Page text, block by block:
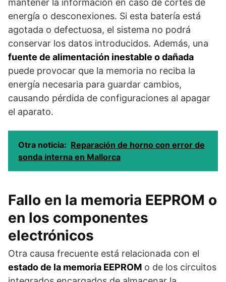
mantener la información en caso de cortes de
energía o desconexiones. Si esta batería está
agotada o defectuosa, el sistema no podrá
conservar los datos introducidos. Además, una
fuente de alimentación inestable o dañada
puede provocar que la memoria no reciba la
energía necesaria para guardar cambios,
causando pérdida de configuraciones al apagar
el aparato.
Otra noticia: Reparación de horno con error de
sonda interna en Mallorca
Fallo en la memoria EEPROM o
en los componentes
electrónicos
Otra causa frecuente está relacionada con el
estado de la memoria EEPROM o de los circuitos